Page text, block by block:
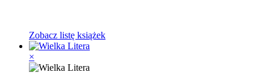
Zobacz listę książek
×